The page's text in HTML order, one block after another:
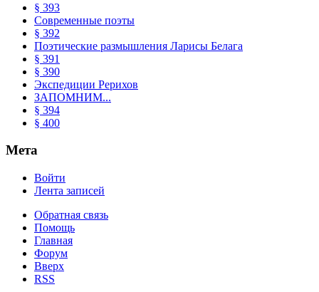
§ 393
Современные поэты
§ 392
Поэтические размышления Ларисы Белага
§ 391
§ 390
Экспедиции Рерихов
ЗАПОМНИМ...
§ 394
§ 400
Мета
Войти
Лента записей
Обратная связь
Помощь
Главная
Форум
Вверх
RSS